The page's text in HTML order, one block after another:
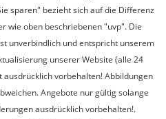
sparen" bezieht sich auf die Differenz
wie oben beschriebenen "uvp". Die
unverbindlich und entspricht unserem
unserer Website (alle 24
vorbehalten! Abbildungen
Angebote nur gültig solange
ausdrücklich vorbehalten!.